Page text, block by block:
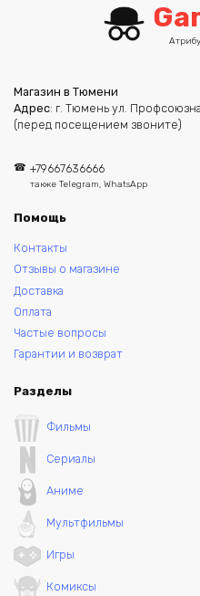
Магазин в Тюмени
Адрес: г. Тюмень ул.
(перед посещением звоните)
+79667636666
также Telegram, WhatsApp
Помощь
Контакты
Отзывы о магазине
Доставка
Оплата
Частые вопросы
Гарантии и возврат
Разделы
Фильмы
Сериалы
Аниме
Мультфильмы
Игры
Комиксы